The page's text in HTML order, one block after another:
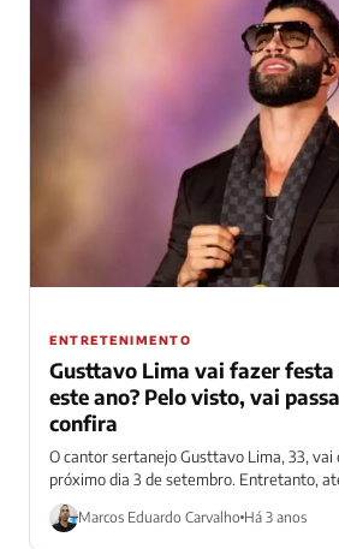
ENTRETENIMENTO
Gusttavo Lima vai fazer
este ano? Pelo visto, vai
confira
O cantor sertanejo Gusttavo Lima, 33,
próximo dia 3 de setembro. Entretanto,
não...
Marcos Eduardo Carvalho Há 3 anos